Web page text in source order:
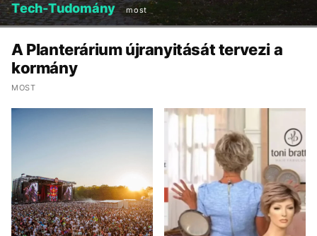
Tech-Tudomány most
A Planterárium újranyitását tervezi a
kormány
MOST